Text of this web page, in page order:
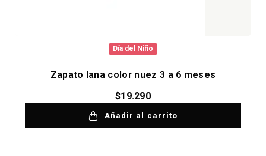
Día del Niño
Zapato lana color nuez 3 a 6 meses
$19.290
Añadir al carrito